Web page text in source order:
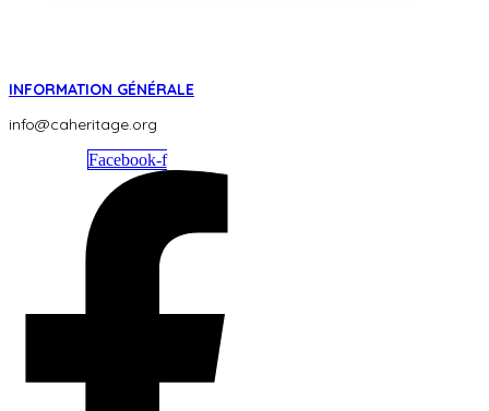
INFORMATION GÉNÉRALE
info@caheritage.org
Facebook-f